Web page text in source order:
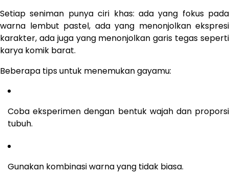
Setiap seniman punya ciri khas: ada yang fokus pada
warna lembut pastel, ada yang menonjolkan ekspresi
karakter, ada juga yang menonjolkan garis tegas seperti
karya komik barat.
Beberapa tips untuk menemukan gayamu:
Coba eksperimen dengan bentuk wajah dan proporsi
tubuh.
Gunakan kombinasi warna yang tidak biasa.